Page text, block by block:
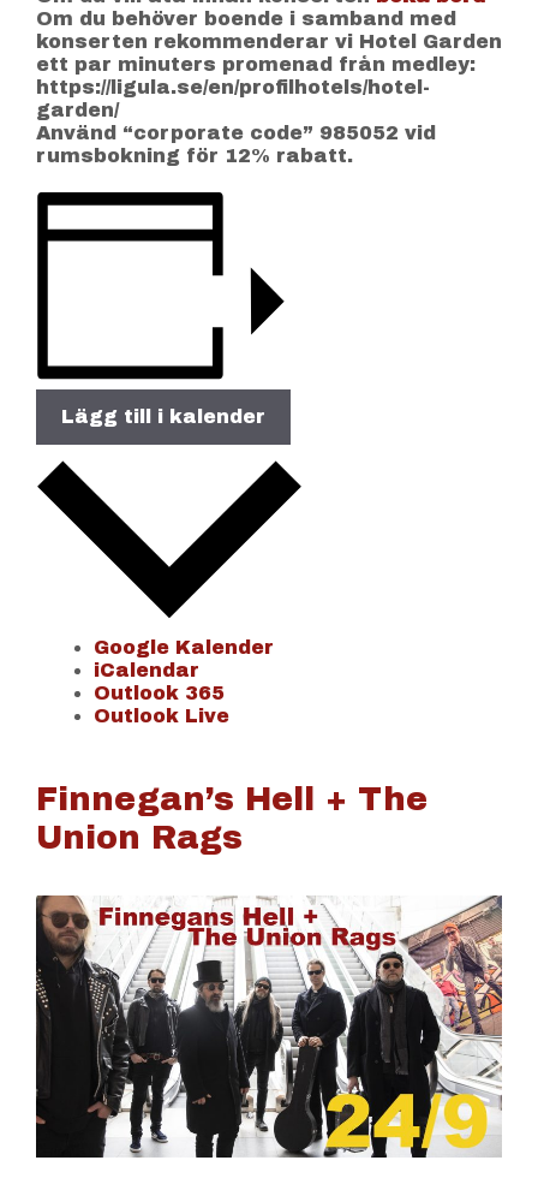
Om du behöver boende i samband med
konserten rekommenderar vi Hotel Garden
ett par minuters promenad från medley:
https://ligula.se/en/profilhotels/hotel-
garden/
Använd “corporate code” 985052 vid
rumsbokning för 12% rabatt.
Lägg till i kalender
Google Kalender
iCalendar
Outlook 365
Outlook Live
Finnegan’s Hell + The
Union Rags